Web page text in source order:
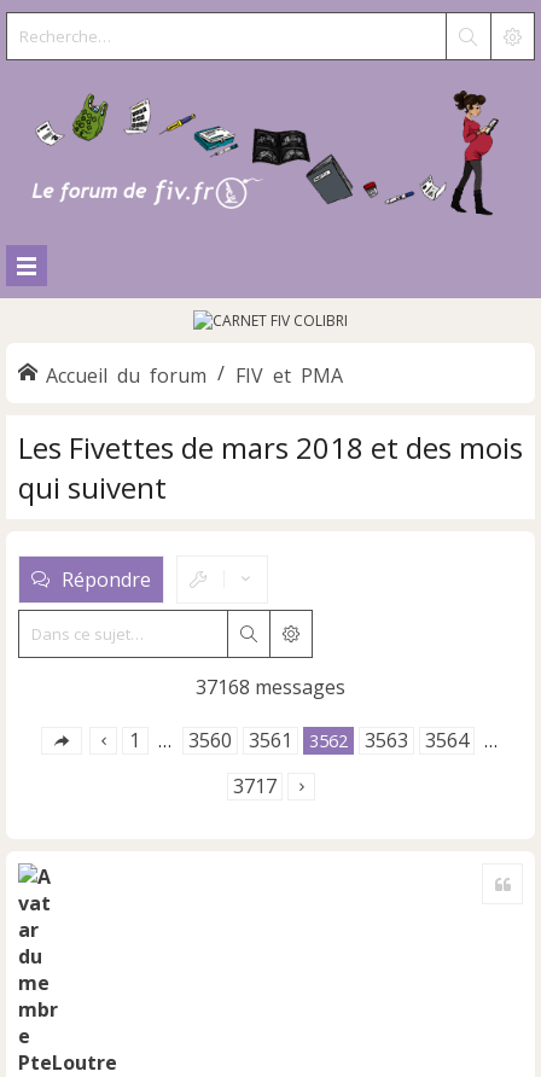
Accueil du forum FIV et PMA
Les Fivettes de mars 2018 et des mois
qui suivent
Répondre
RechercherRecherche avancée
37168 messages
1 … 3560 3561 3562 3563 3564 …
3717
PteLoutre